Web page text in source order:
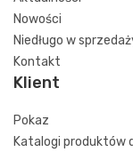
Nowości
Niedługo w
Kontakt
Klient
Pokaz
Katalogi produktów